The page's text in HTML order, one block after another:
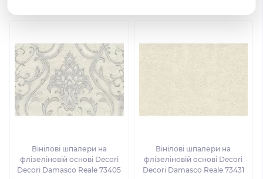
Вінілові шпалери на
флізеліновій основі Decori
Decori Damasco Reale 73405
Вінілові шпалери на
флізеліновій основі Decori
Decori Damasco Reale 73431